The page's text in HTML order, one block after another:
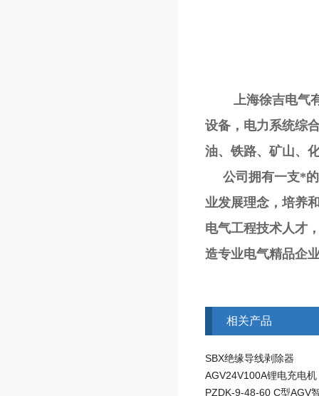
上海徐吉电气有
设备，电力系统综
油、铁路、矿山、
公司拥有一支*的
业发展理念，培养
电气工程技术人才
造专业电气精品企
相关产品
SBX绝缘导线剥除器
AGV24V100A锂电充电机